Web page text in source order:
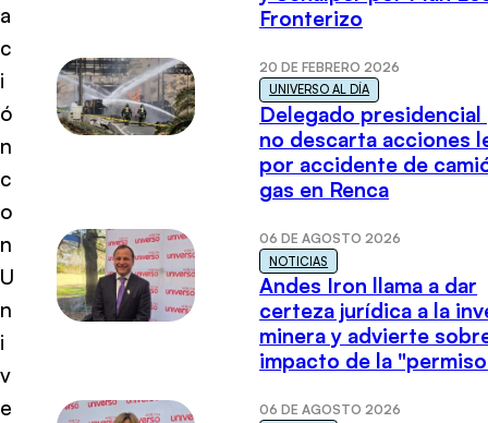
a
c
i
ó
n
c
o
n
U
n
i
v
e
Fronterizo
20 DE FEBRERO 2026
UNIVERSO AL DÍA
Delegado presidencial
no descarta acciones
por accidente de
gas en Renca
06 DE AGOSTO 2026
NOTICIAS
Andes Iron llama a dar
certeza jurídica a la
minera y advierte
impacto de la
06 DE AGOSTO 2026